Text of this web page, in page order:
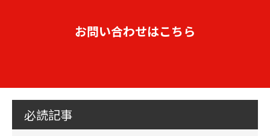
お問い合わせはこちら
必読記事